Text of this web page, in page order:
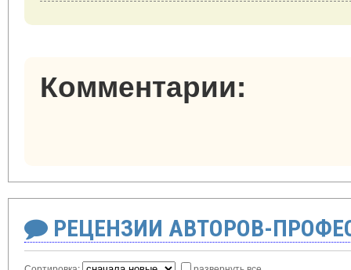
Комментарии:
РЕЦЕНЗИИ АВТОРОВ-